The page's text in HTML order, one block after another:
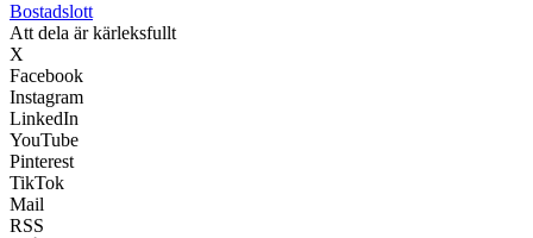
Bostadslott
Att dela är kärleksfullt
X
Facebook
Instagram
LinkedIn
YouTube
Pinterest
TikTok
Mail
RSS